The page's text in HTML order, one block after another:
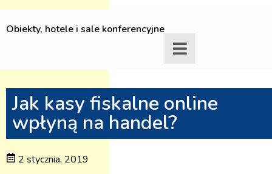
Obiekty, hotele i sale konferencyjne
Jak kasy fiskalne online
wpłyną na handel?
2 stycznia, 2019